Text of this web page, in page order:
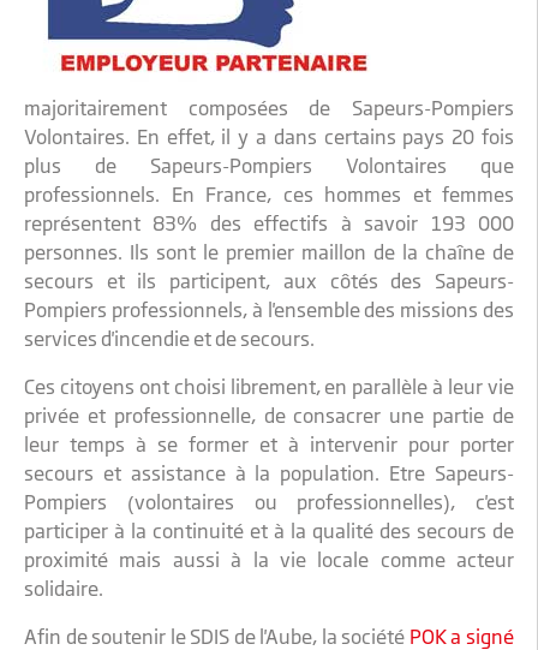
majoritairement composées de Sapeurs-Pompiers
Volontaires. En effet, il y a dans certains pays 20 fois
plus de Sapeurs-Pompiers Volontaires que
professionnels. En France, ces hommes et femmes
représentent 83% des effectifs à savoir 193 000
personnes. Ils sont le premier maillon de la chaîne de
secours et ils participent, aux côtés des Sapeurs-
Pompiers professionnels, à l'ensemble des missions des
services d'incendie et de secours.
Ces citoyens ont choisi librement, en parallèle à leur vie
privée et professionnelle, de consacrer une partie de
leur temps à se former et à intervenir pour porter
secours et assistance à la population. Etre Sapeurs-
Pompiers (volontaires ou professionnelles), c'est
participer à la continuité et à la qualité des secours de
proximité mais aussi à la vie locale comme acteur
solidaire.
Afin de soutenir le SDIS de l'Aube, la société POK a signé